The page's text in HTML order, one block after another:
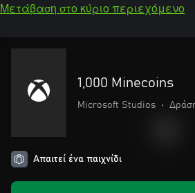
Μετάβαση στο κύριο περιεχόμενο
1,000 Minecoins
Microsoft Studios •
Απαιτεί ένα παιχνίδι